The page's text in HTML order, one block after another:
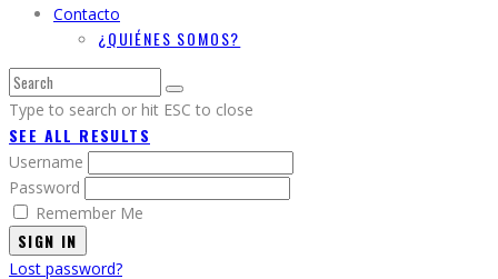
Contacto
¿QUIÉNES SOMOS?
Type to search or hit ESC to close
SEE ALL RESULTS
Username
Password
Remember Me
SIGN IN
Lost password?